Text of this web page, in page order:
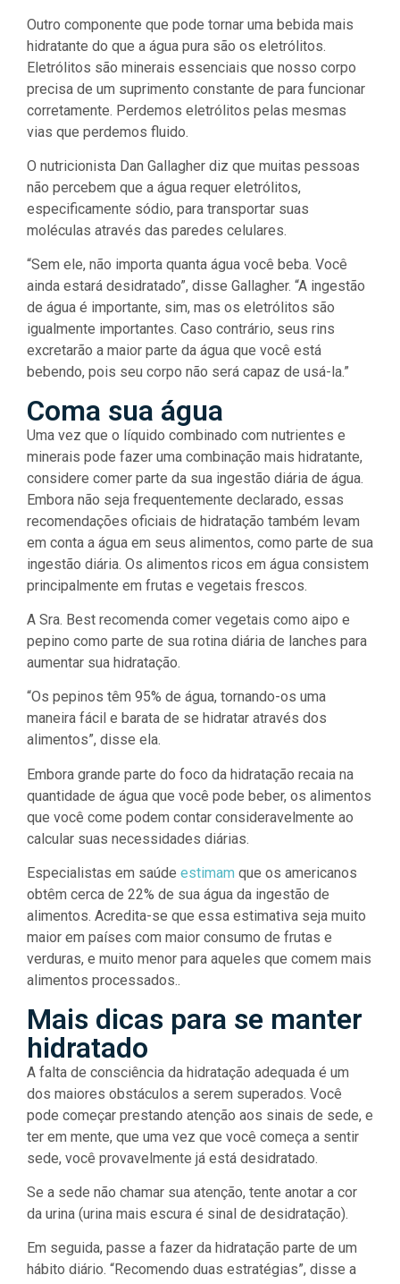
Outro componente que pode tornar uma bebida mais
hidratante do que a água pura são os eletrólitos.
Eletrólitos são minerais essenciais que nosso corpo
precisa de um suprimento constante de para funcionar
corretamente. Perdemos eletrólitos pelas mesmas
vias que perdemos fluido.
O nutricionista Dan Gallagher diz que muitas pessoas
não percebem que a água requer eletrólitos,
especificamente sódio, para transportar suas
moléculas através das paredes celulares.
“Sem ele, não importa quanta água você beba. Você
ainda estará desidratado”, disse Gallagher. “A ingestão
de água é importante, sim, mas os eletrólitos são
igualmente importantes. Caso contrário, seus rins
excretarão a maior parte da água que você está
bebendo, pois seu corpo não será capaz de usá-la.”
Coma sua água
Uma vez que o líquido combinado com nutrientes e
minerais pode fazer uma combinação mais hidratante,
considere comer parte da sua ingestão diária de água.
Embora não seja frequentemente declarado, essas
recomendações oficiais de hidratação também levam
em conta a água em seus alimentos, como parte de sua
ingestão diária. Os alimentos ricos em água consistem
principalmente em frutas e vegetais frescos.
A Sra. Best recomenda comer vegetais como aipo e
pepino como parte de sua rotina diária de lanches para
aumentar sua hidratação.
“Os pepinos têm 95% de água, tornando-os uma
maneira fácil e barata de se hidratar através dos
alimentos”, disse ela.
Embora grande parte do foco da hidratação recaia na
quantidade de água que você pode beber, os alimentos
que você come podem contar consideravelmente ao
calcular suas necessidades diárias.
Especialistas em saúde estimam que os americanos
obtêm cerca de 22% de sua água da ingestão de
alimentos. Acredita-se que essa estimativa seja muito
maior em países com maior consumo de frutas e
verduras, e muito menor para aqueles que comem mais
alimentos processados..
Mais dicas para se manter
hidratado
A falta de consciência da hidratação adequada é um
dos maiores obstáculos a serem superados. Você
pode começar prestando atenção aos sinais de sede, e
ter em mente, que uma vez que você começa a sentir
sede, você provavelmente já está desidratado.
Se a sede não chamar sua atenção, tente anotar a cor
da urina (urina mais escura é sinal de desidratação).
Em seguida, passe a fazer da hidratação parte de um
hábito diário. “Recomendo duas estratégias”, disse a